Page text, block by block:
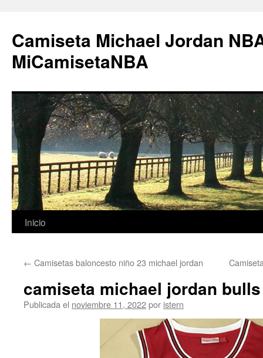
Camiseta Michael Jordan
MiCamisetaNBA
Saltar
contenido
Inicio
← Camisetas baloncesto niño 23 michael jordan
camiseta michael jordan
Publicada el noviembre 11, 2022por istern